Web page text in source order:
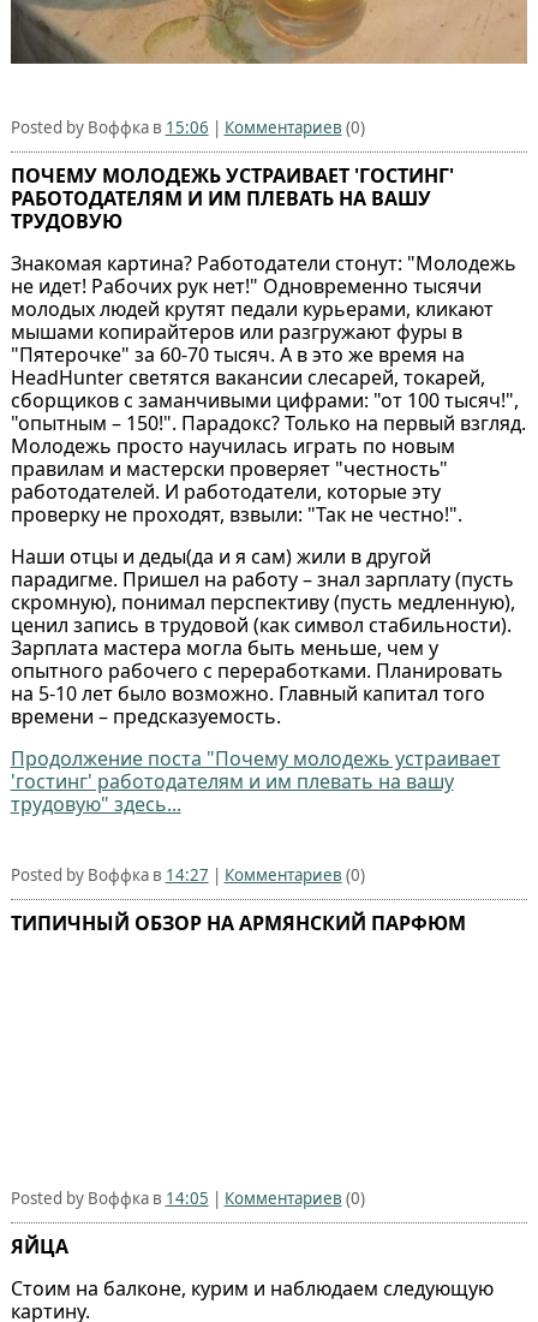
Posted by Воффка в 15:06 | Комментариев (0)
ПОЧЕМУ МОЛОДЕЖЬ УСТРАИВАЕТ 'ГОСТИНГ'
РАБОТОДАТЕЛЯМ И ИМ ПЛЕВАТЬ НА ВАШУ
ТРУДОВУЮ
Знакомая картина? Работодатели стонут: "Молодежь
не идет! Рабочих рук нет!" Одновременно тысячи
молодых людей крутят педали курьерами, кликают
мышами копирайтеров или разгружают фуры в
"Пятерочке" за 60-70 тысяч. А в это же время на
HeadHunter светятся вакансии слесарей, токарей,
сборщиков с заманчивыми цифрами: "от 100 тысяч!",
"опытным – 150!". Парадокс? Только на первый взгляд.
Молодежь просто научилась играть по новым
правилам и мастерски проверяет "честность"
работодателей. И работодатели, которые эту
проверку не проходят, взвыли: "Так не честно!".
Наши отцы и деды(да и я сам) жили в другой
парадигме. Пришел на работу – знал зарплату (пусть
скромную), понимал перспективу (пусть медленную),
ценил запись в трудовой (как символ стабильности).
Зарплата мастера могла быть меньше, чем у
опытного рабочего с переработками. Планировать
на 5-10 лет было возможно. Главный капитал того
времени – предсказуемость.
Продолжение поста "Почему молодежь устраивает
'гостинг' работодателям и им плевать на вашу
трудовую" здесь...
Posted by Воффка в 14:27 | Комментариев (0)
ТИПИЧНЫЙ ОБЗОР НА АРМЯНСКИЙ ПАРФЮМ
Posted by Воффка в 14:05 | Комментариев (0)
ЯЙЦА
Стоим на балконе, курим и наблюдаем следующую
картину.